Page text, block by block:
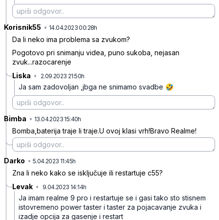
Korisnik55 • 14.04.2023 00:28h
Da li neko ima problema sa zvukom?
Pogotovo pri snimanju videa, puno sukoba, nejasan
zvuk...razocarenje
Liska • 2.09.2023 21:50h
Ja sam zadovoljan ,jbga ne snimamo svadbe 🤣
Bimba • 13.04.2023 15:40h
Bomba,baterija traje li traje.U ovoj klasi vrh!Bravo Realme!
Darko • 5.04.2023 11:45h
Zna li neko kako se isključuje ili restartuje c55?
Levak • 9.04.2023 14:14h
Ja imam realme 9 pro i restartuje se i gasi tako sto stisnem
istovremeno power taster i taster za pojacavanje zvuka i
izadje opcija za gasenje i restart